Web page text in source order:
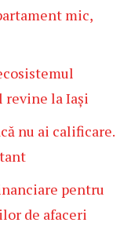
mic,
revine la Iași
nu ai calificare.
pentru
de afaceri